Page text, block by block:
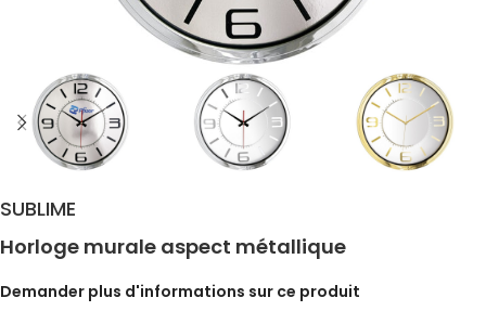
SUBLIME
Horloge murale aspect métallique
Demander plus d'informations sur ce produit